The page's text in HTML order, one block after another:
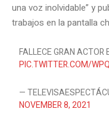
una voz inolvidable” y
trabajos en la pantalla
FALLECE GRAN ACTOR
PIC.TWITTER.COM/
—
NOVEMBER 8, 2021